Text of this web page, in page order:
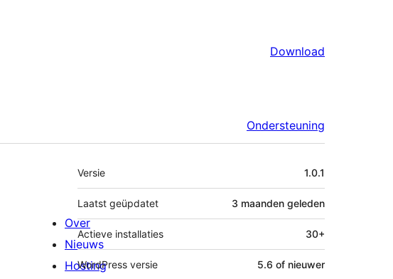
Download
Ondersteuning
Meta
Versie 1.0.1
Laatst geüpdatet 3 maanden geleden
Actieve installaties 30+
WordPress versie 5.6 of nieuwer
Over
Nieuws
Hosting